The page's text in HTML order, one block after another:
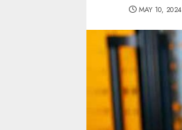
MAY 10, 2024